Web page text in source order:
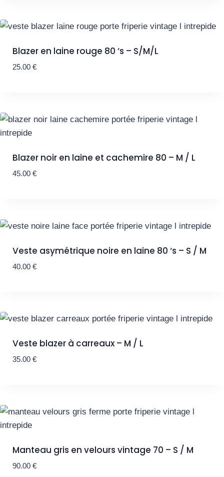
Blazer en laine rouge 80 ‘s – S/M/L
25.00 €
Blazer noir en laine et cachemire 80 – M / L
45.00 €
Veste asymétrique noire en laine 80 ‘s – S / M
40.00 €
Veste blazer à carreaux – M / L
35.00 €
Manteau gris en velours vintage 70 – S / M
90.00 €